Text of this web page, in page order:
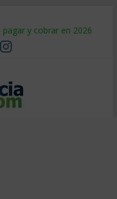
y cobrar en 2026
sale tan caro
auditarla a tiempo
qué hacer
segmentarlo y venderle